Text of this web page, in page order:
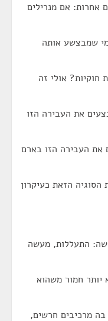
אחרות: אם מנרילים
שמבצשע אותה
חוקיות? אולי זה
את העבירה הזו
את העבירה הזו בארם
הזאת כעיקרון
התעללות, מעשה
יותר חמור משהוא
בה מרכיבים חרשים,